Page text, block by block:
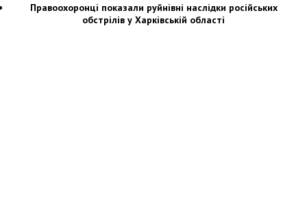
Правоохоронці показали руйнівні наслідки російських
обстрілів у Харківській області